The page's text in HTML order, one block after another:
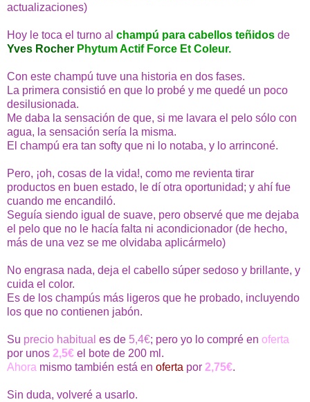
actualizaciones)
Hoy le toca el turno al champú para cabellos teñidos de
Yves Rocher Phytum Actif Force Et Coleur.
Con este champú tuve una historia en dos fases.
La primera consistió en que lo probé y me quedé un poco
desilusionada.
Me daba la sensación de que, si me lavara el pelo sólo con
agua, la sensación sería la misma.
El champú era tan softy que ni lo notaba, y lo arrinconé.
Pero, ¡oh, cosas de la vida!, como me revienta tirar
productos en buen estado, le dí otra oportunidad; y ahí fue
cuando me encandiló.
Seguía siendo igual de suave, pero observé que me dejaba
el pelo que no le hacía falta ni acondicionador (de hecho,
más de una vez se me olvidaba aplicármelo)
No engrasa nada, deja el cabello súper sedoso y brillante, y
cuida el color.
Es de los champús más ligeros que he probado, incluyendo
los que no contienen jabón.
Su precio habitual es de 5,4€; pero yo lo compré en oferta
por unos 2,5€ el bote de 200 ml.
Ahora mismo también está en oferta por 2,75€.
Sin duda, volveré a usarlo.